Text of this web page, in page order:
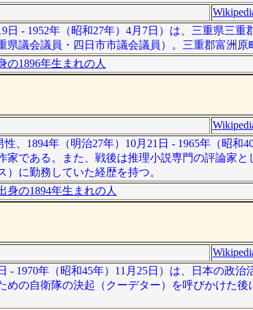
日 - 1952年（昭和27年）4月7日）は、三重県三
議会議員・四日市市議会議員）。三重郡富洲原
の1896年生まれの人
、1894年（明治27年）10月21日 - 1965年（昭和
である。また、戦後は推理小説専門の評論家と
に勤務していた経歴を持つ。
身の1894年生まれの人
- 1970年（昭和45年）11月25日）は、日本の政治
の自衛隊の決起（クーデター）を呼びかけた後